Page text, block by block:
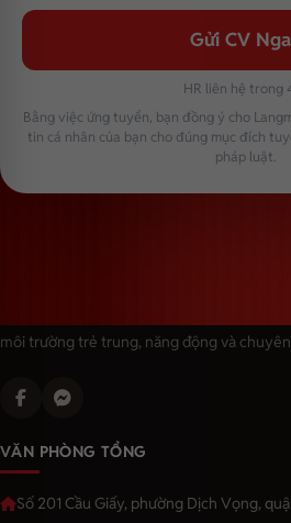
Gửi CV
HR liên hệ trong
Bằng việc ứng tuyển, bạn đồng ý cho
tin cá nhân của bạn cho đúng mục đích
pháp luật.
môi trường trẻ trung, năng động và
VĂN PHÒNG TỔNG
Số 201 Cầu Giấy, phường Dịch Vọng,